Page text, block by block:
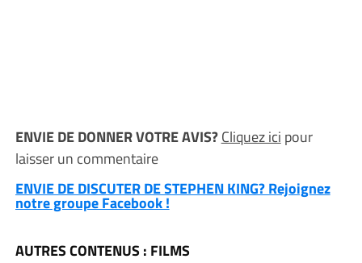
ENVIE DE DONNER VOTRE AVIS?Cliquez ici pour
laisser un commentaire
ENVIE DE DISCUTER DE STEPHEN KING? Rejoignez
notre groupe Facebook !
AUTRES CONTENUS : FILMS